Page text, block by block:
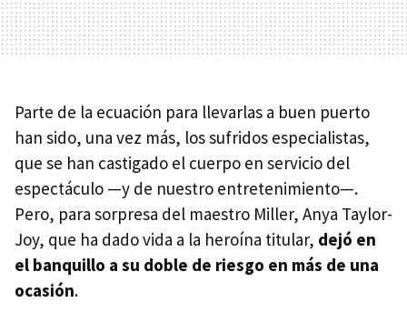
Parte de la ecuación para llevarlas a buen puerto
han sido, una vez más, los sufridos especialistas,
que se han castigado el cuerpo en servicio del
espectáculo —y de nuestro entretenimiento—.
Pero, para sorpresa del maestro Miller, Anya Taylor-
Joy, que ha dado vida a la heroína titular, dejó en
el banquillo a su doble de riesgo en más de una
ocasión.